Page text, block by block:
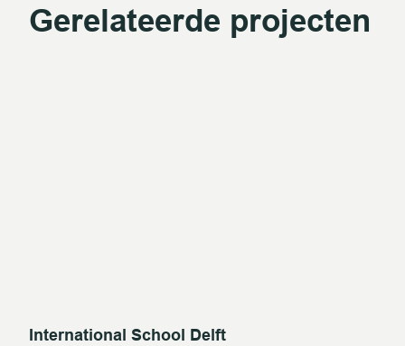
Gerelateerde projecten
International School Delft